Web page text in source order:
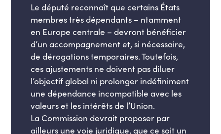
Le député reconnaît que certains États
membres très dépendants – ntamment
en Europe centrale – devront bénéficier
d’un accompagnement et, si nécessaire,
de dérogations temporaires. Toutefois,
ces ajustements ne doivent pas diluer
l’objectif global ni prolonger indéfiniment
une dépendance incompatible avec les
valeurs et les intérêts de l’Union.
La Commission devrait proposer par
ailleurs une voie juridique, que ce soit un